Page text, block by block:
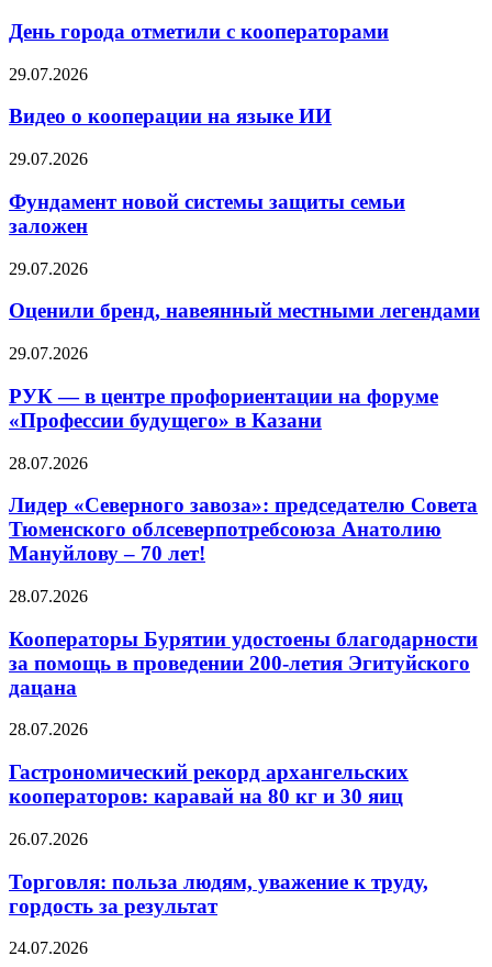
День города отметили с кооператорами
29.07.2026
Видео о кооперации на языке ИИ
29.07.2026
Фундамент новой системы защиты семьи
заложен
29.07.2026
Оценили бренд, навеянный местными легендами
29.07.2026
РУК — в центре профориентации на форуме
«Профессии будущего» в Казани
28.07.2026
Лидер «Северного завоза»: председателю Совета
Тюменского облсеверпотребсоюза Анатолию
Мануйлову – 70 лет!
28.07.2026
Кооператоры Бурятии удостоены благодарности
за помощь в проведении 200-летия Эгитуйского
дацана
28.07.2026
Гастрономический рекорд архангельских
кооператоров: каравай на 80 кг и 30 яиц
26.07.2026
Торговля: польза людям, уважение к труду,
гордость за результат
24.07.2026